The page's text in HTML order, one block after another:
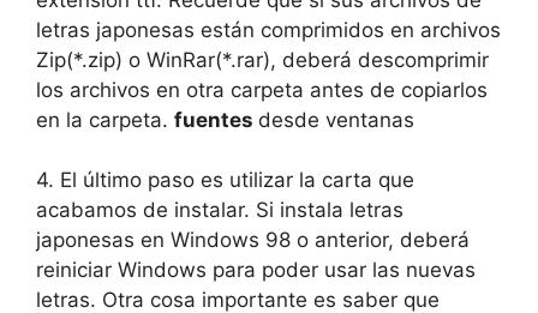
letras japonesas están comprimidos en archivos
Zip(*.zip) o WinRar(*.rar), deberá descomprimir
los archivos en otra carpeta antes de copiarlos
en la carpeta. fuentes desde ventanas
4. El último paso es utilizar la carta que
acabamos de instalar. Si instala letras
japonesas en Windows 98 o anterior, deberá
reiniciar Windows para poder usar las nuevas
letras. Otra cosa importante es saber que